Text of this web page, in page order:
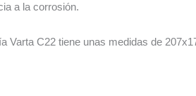
a la corrosión.
Varta C22 tiene unas medidas de